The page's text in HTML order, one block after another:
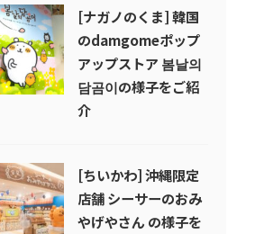
[ナガノのくま] 韓国
のdamgomeポップ
アップストア 봄날의
담곰이の様子をご紹
介
[ちいかわ] 沖縄限定
店舗 シーサーのおみ
やげやさん の様子を